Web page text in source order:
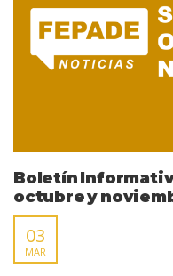
Boletín
octubre y
03
MAR